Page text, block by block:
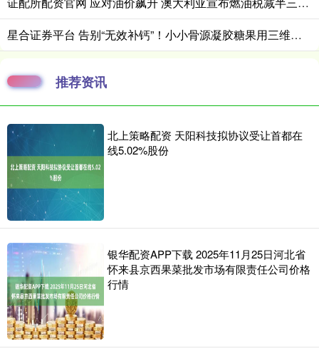
星合证券平台 告别“无效补钙”！小小骨源凝胶糖果用三维营养重新定义儿童身高增长
推荐资讯
北上策略配资 天阳科技拟协议受让首都在
线5.02%股份
银华配资APP下载 2025年11月25日河北省
怀来县京西果菜批发市场有限责任公司价格
行情